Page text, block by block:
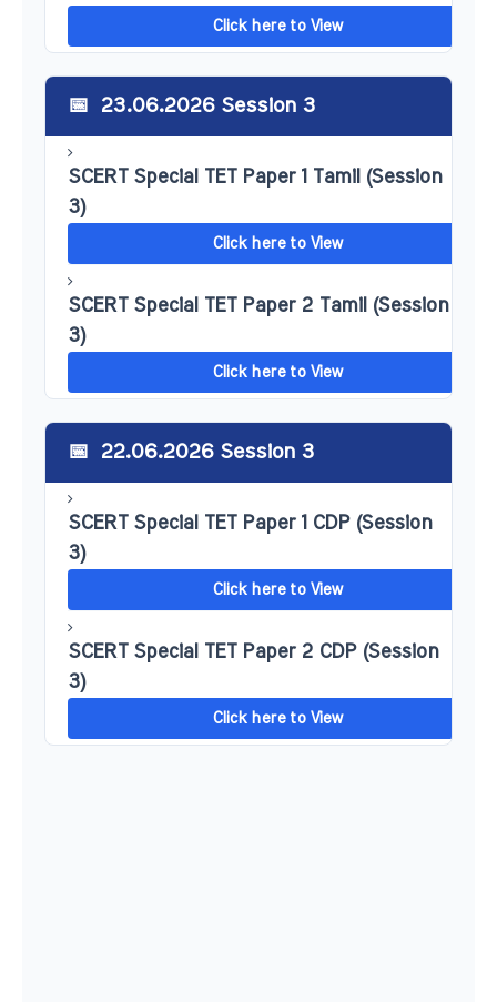
Click here to View
23.06.2026 Session 3
SCERT Special TET Paper 1 Tamil (Session
3)
Click here to View
SCERT Special TET Paper 2 Tamil (Session
3)
Click here to View
22.06.2026 Session 3
SCERT Special TET Paper 1 CDP (Session
3)
Click here to View
SCERT Special TET Paper 2 CDP (Session
3)
Click here to View